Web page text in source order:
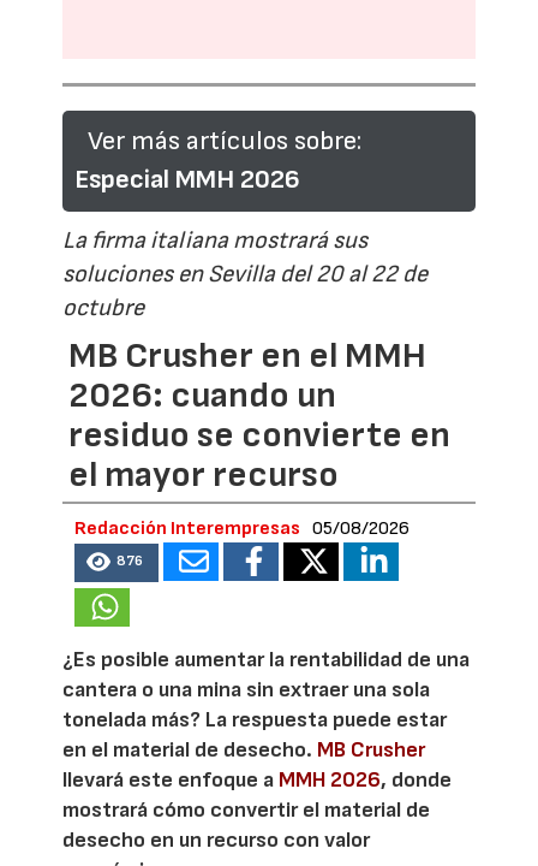
Ver más artículos sobre:
Especial MMH 2026
La firma italiana mostrará sus
soluciones en Sevilla del 20 al 22 de
octubre
MB Crusher en el MMH
2026: cuando un
residuo se convierte en
el mayor recurso
Redacción Interempresas 05/08/2026
876
¿Es posible aumentar la rentabilidad de una
cantera o una mina sin extraer una sola
tonelada más? La respuesta puede estar
en el material de desecho. MB Crusher
llevará este enfoque a MMH 2026, donde
mostrará cómo convertir el material de
desecho en un recurso con valor